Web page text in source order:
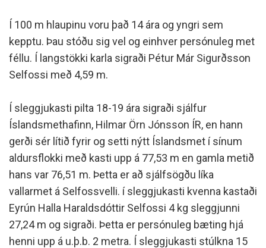
Í 100 m hlaupinu voru það 14 ára og yngri sem
kepptu. Þau stóðu sig vel og einhver persónuleg met
féllu. Í langstökki karla sigraði Pétur Már Sigurðsson
Selfossi með 4,59 m.
Í sleggjukasti pilta 18-19 ára sigraði sjálfur
Íslandsmethafinn, Hilmar Örn Jónsson ÍR, en hann
gerði sér lítið fyrir og setti nýtt Íslandsmet í sínum
aldursflokki með kasti upp á 77,53 m en gamla metið
hans var 76,51 m. Þetta er að sjálfsögðu líka
vallarmet á Selfossvelli. í sleggjukasti kvenna kastaði
Eyrún Halla Haraldsdóttir Selfossi 4 kg sleggjunni
27,24 m og sigraði. Þetta er persónuleg bæting hjá
henni upp á u.þ.b. 2 metra. Í sleggjukasti stúlkna 15